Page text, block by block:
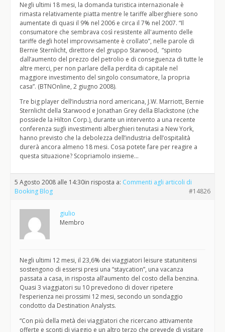
Negli ultimi 18 mesi, la domanda turistica internazionale è
rimasta relativamente piatta mentre le tariffe alberghiere sono
aumentate di quasi il 9% nel 2006 e circa il 7% nel 2007. “Il
consumatore che sembrava così resistente all'aumento delle
tariffe degli hotel improvvisamente è crollato”, nelle parole di
Bernie Sternlicht, direttore del gruppo Starwood, “spinto
dall’aumento del prezzo del petrolio e di conseguenza di tutte le
altre merci, per non parlare della perdita di capitale nel
maggiore investimento del singolo consumatore, la propria
casa”. (BTNOnline, 2 giugno 2008).
Tre big player dell’industria nord americana, J.W. Marriott, Bernie
Sternlicht della Starwood e Jonathan Grey della Blackstone (che
possiede la Hilton Corp.), durante un intervento a una recente
conferenza sugli investimenti alberghieri tenutasi a New York,
hanno previsto che la debolezza dell’industria dell’ospitalità
durerà ancora almeno 18 mesi. Cosa potete fare per reagire a
questa situazione? Scopriamolo insieme…
5 Agosto 2008 alle 14:30in risposta a: Commenti agli articoli di
Booking Blog
#14826
giulio
Membro
Negli ultimi 12 mesi, il 23,6% dei viaggiatori leisure statunitensi
sostengono di essersi presi una “staycation”, una vacanza
passata a casa, in risposta all’aumento del costo della benzina.
Quasi 3 viaggiatori su 10 prevedono di dover ripetere
l’esperienza nei prossimi 12 mesi, secondo un sondaggio
condotto da Destination Analysts.
“Con più della metà dei viaggiatori che ricercano attivamente
offerte e sconti di viaggio e un altro terzo che prevede di visitare